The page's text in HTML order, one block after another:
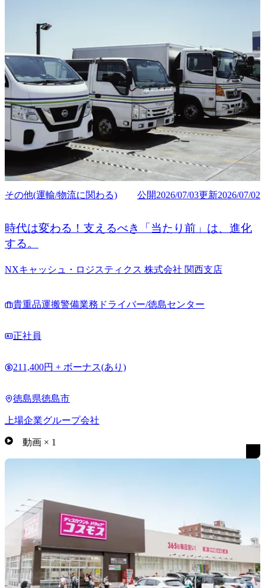
その他(運輸/物流に関わる) 公開2026/07/03更新2026/07/02
時代は変わる！支えるべき「当たり前」は、進化
する。
NXキャッシュ・ロジスティクス 株式会社 関西支店
貴重品運搬警備業務ドライバー/徳島センター
正社員
211,400円 + ボーナス(あり)
徳島県徳島市
上場企業グループ会社
動画 × 1